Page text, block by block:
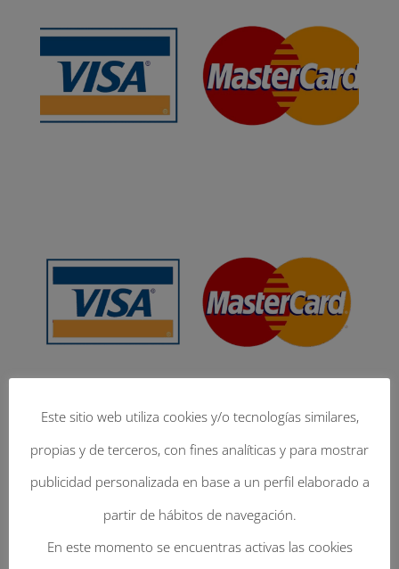
Enviar Un Comentario
Tu dirección de correo electrónico no será
publicada.Los campos obligatorios están
Este sitio web utiliza cookies y/o tecnologías similares,
propias y de terceros, con fines analíticas y para mostrar
publicidad personalizada en base a un perfil elaborado a
partir de hábitos de navegación.
En este momento se encuentras activas las cookies